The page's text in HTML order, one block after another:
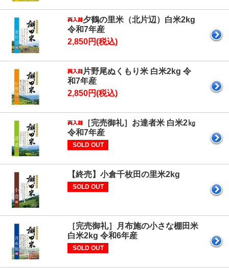
夕鶴の里米（北片辺）白米2kg
令和7年産
2,850円(税込)
片野尾ぬくもり米 白米2kg 令
和7年産
2,850円(税込)
［完売御礼］お達者米 白米2㎏
令和7年産
SOLD OUT
【終売】小倉千枚田の里米2kg
SOLD OUT
［完売御礼］月布施の小さな棚田米
白米2kg 令和6年産
SOLD OUT